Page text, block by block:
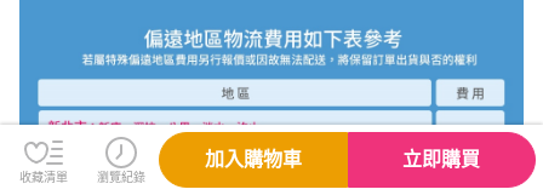
收藏清單 瀏覽紀錄
加入購物車 立即購買